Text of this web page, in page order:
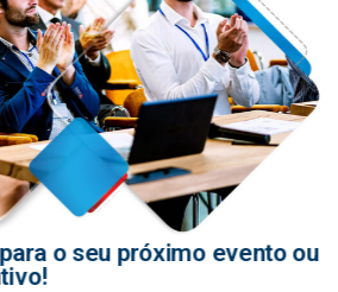
o seu próximo evento ou